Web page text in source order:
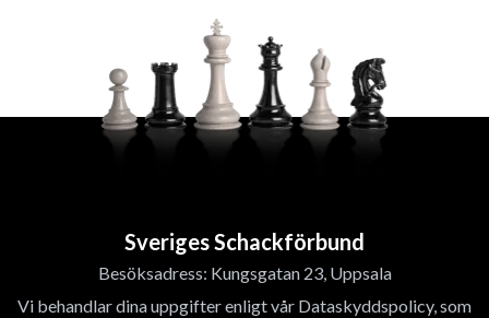
Sveriges Schackförbund
Besöksadress: Kungsgatan 23, Uppsala
Vi behandlar dina uppgifter enligt vår Dataskyddspolicy, som